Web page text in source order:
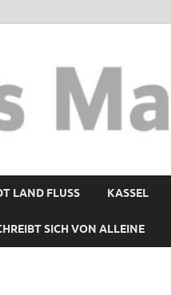
LAND FLUSS KASSEL
SICH VON ALLEINE